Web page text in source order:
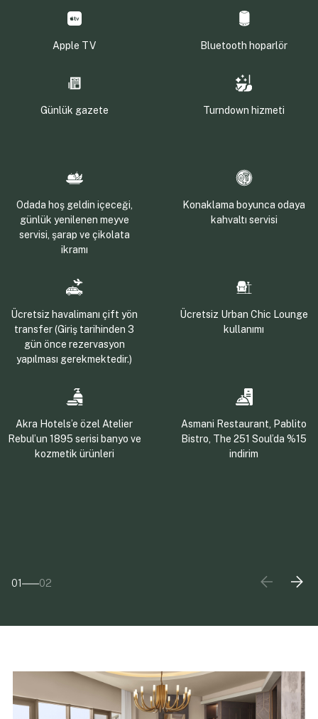
Apple TV Bluetooth hoparlör
Günlük gazete Turndown hizmeti
Odada hoş geldin içeceği,
günlük yenilenen meyve
servisi, şarap ve çikolata
ikramı
Konaklama boyunca odaya
kahvaltı servisi
Ücretsiz havalimanı çift yön
transfer (Giriş tarihinden 3
gün önce rezervasyon
yapılması gerekmektedir.)
Ücretsiz Urban Chic Lounge
kullanımı
Akra Hotels’e özel Atelier
Rebul’un 1895 serisi banyo ve
kozmetik ürünleri
Asmani Restaurant, Pablito
Bistro, The 251 Soul’da %15
indirim
01 02